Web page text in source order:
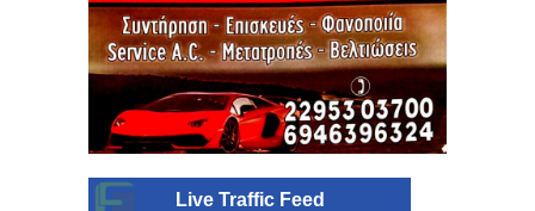
Live Traffic Feed